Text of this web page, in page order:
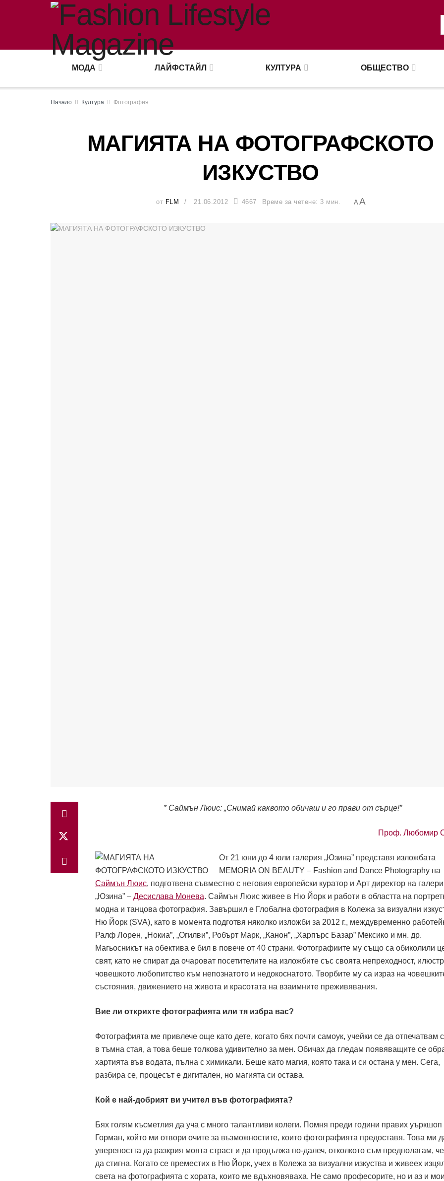
МОДА ЛАЙФСТАЙЛ КУЛТУРА ОБЩЕСТВО
Начало Култура Фотография
МАГИЯТА НА ФОТОГРАФСКОТО
ИЗКУСТВО
от FLM 21.06.2012 4667 Време за четене: 3 мин. AA
* Саймън Люис: „Снимай каквото обичаш и го прави от сърце!”
Проф. Любомир
Oт 21 юни до 4 юли галерия „Юзина” представя изложбата
MEMORIA ON BEAUTY – Fashion and Dance Photography на
Саймън Люис, подготвена съвместно с неговия европейски куратор и Арт директор на
„Юзина” – Десислава Монева. Саймън Люис живее в Ню Йорк и работи в областта на
модна и танцова фотография. Завършил е Глобална фотография в Колежа за визуални
Ню Йорк (SVA), като в момента подготвя няколко изложби за 2012 г., междувременно
Ралф Лорен, „Нокиа”, „Огилви”, Робърт Марк, „Канон”, „Харпърс Базар” Мексико и мн. др.
Mагьосникът на обектива е бил в повече от 40 страни. Фотографиите му също са обиколили
свят, като не спират да очароват посетителите на изложбите със своята непреходност,
човешкото любопитство към непознатото и недокоснатото. Творбите му са израз на
състояния, движението на живота и красотата на взаимните преживявания.
Вие ли открихте фотографията или тя избра вас?
Фотографията ме привлече още като дете, когато бях почти самоук, учейки се да отпечатвам
в тъмна стая, а това беше толкова удивително за мен. Обичах да гледам появяващите се
хартията във водата, пълна с химикали. Беше като магия, която така и си остана у мен. Сега,
разбира се, процесът е дигитален, но магията си остава.
Кой е най-добрият ви учител във фотографията?
Бях голям късметлия да уча с много талантливи колеги. Помня преди години правих уъркшоп
Горман, който ми отвори очите за възможностите, които фотографията предоставя. Това ми
увереността да разкрия моята страст и да продължа по-далеч, отколкото съм предполагам,
да стигна. Когато се преместих в Ню Йорк, учех в Колежа за визуални изкуства и живеех
света на фотографията с хората, които ме вдъхновяваха. Не само професорите, но и аз и